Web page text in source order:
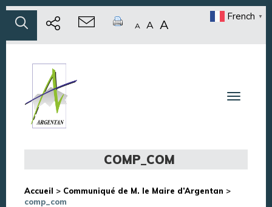
A A A
French ▼
Toggle
COMP_COM
Accueil > Communiqué de M. le Maire d’Argentan >
comp_com